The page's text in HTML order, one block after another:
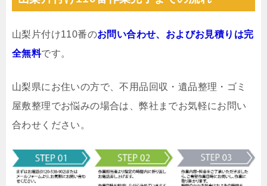
山梨片付け110番のお問い合わせ、およびお見積りは完
全無料です。
山梨県にお住いの方で、不用品回収・遺品整理・ゴミ
屋敷整理でお悩みの場合は、弊社までお気軽にお問い
合わせください。